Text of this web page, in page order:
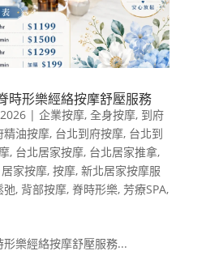
時形樂經絡按摩舒壓服務
| 企業按摩, 全身按摩, 到府
精油按摩, 台北到府按摩, 台北到
, 台北居家按摩, 台北居家推拿,
居家按摩, 按摩, 新北居家按摩服
弛, 背部按摩, 脊時形樂, 芳療SPA,
樂經絡按摩舒壓服務...